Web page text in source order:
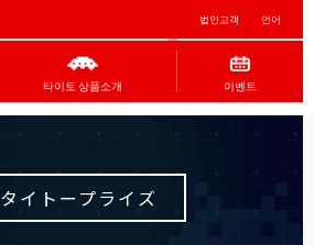
법인고객 언어
타이토 상품소개 이벤트
タイトープライズ